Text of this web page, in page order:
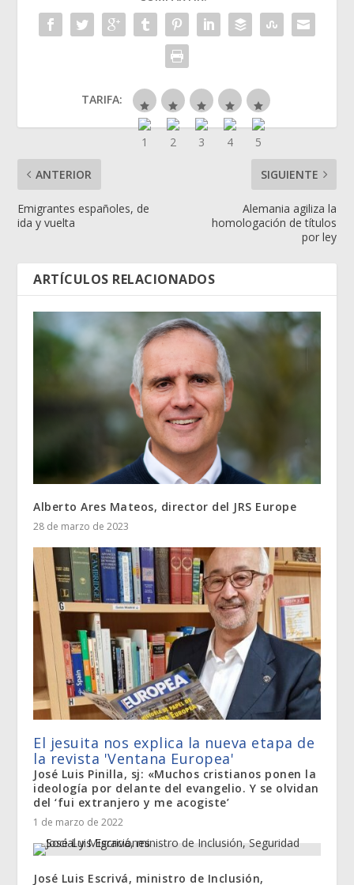
TARIFA:
ANTERIOR
Emigrantes españoles, de
ida y vuelta
SIGUIENTE
Alemania agiliza la
homologación de títulos
por ley
ARTÍCULOS RELACIONADOS
Alberto Ares Mateos, director del JRS Europe
28 de marzo de 2023
El jesuita nos explica la nueva etapa de
la revista 'Ventana Europea'
José Luis Pinilla, sj: «Muchos cristianos ponen la
ideología por delante del evangelio. Y se olvidan
del ‘fui extranjero y me acogiste’
1 de marzo de 2022
José Luis Escrivá, ministro de Inclusión,